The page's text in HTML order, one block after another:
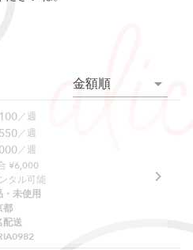
金額順
アプリをご利用ください。
／週
／週
／週
¥6,000
タル可能
・未使用
都
配送